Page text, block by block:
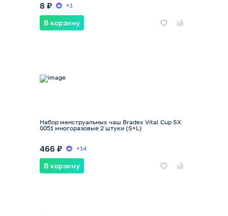
8 ₽ +1
В корзину
Набор менструальных чаш Bradex Vital Cup SX
0051 многоразовые 2 штуки (S+L)
466 ₽ +14
В корзину